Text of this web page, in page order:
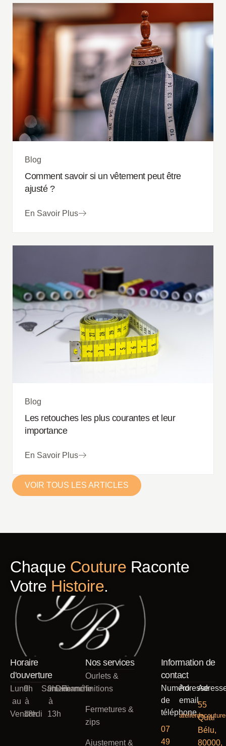
VOIR TOUS LES ARTICLES
Blog
Comment savoir si un vêtement peut être
ajusté ?
En Savoir Plus
Blog
Les retouches les plus courantes et leur
importance
En Savoir Plus
Chaque Couture Raconte
Votre Histoire.
Horaire
d'ouverture
Lundi
au
Vendredi
9h
à
18h
Samedi
9h
à
13h
Dimanche
Fermé
Nos services
Ourlets &
finitions
Fermetures &
zips
Ajustement &
Information de
contact
Numéro
de
téléphone
07
49
Adresse
email
55
Quai
Bélu,
80000,